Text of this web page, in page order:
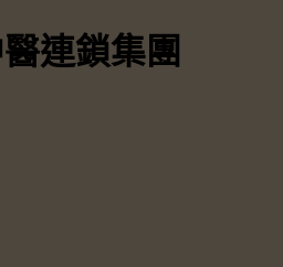
連鎖集團